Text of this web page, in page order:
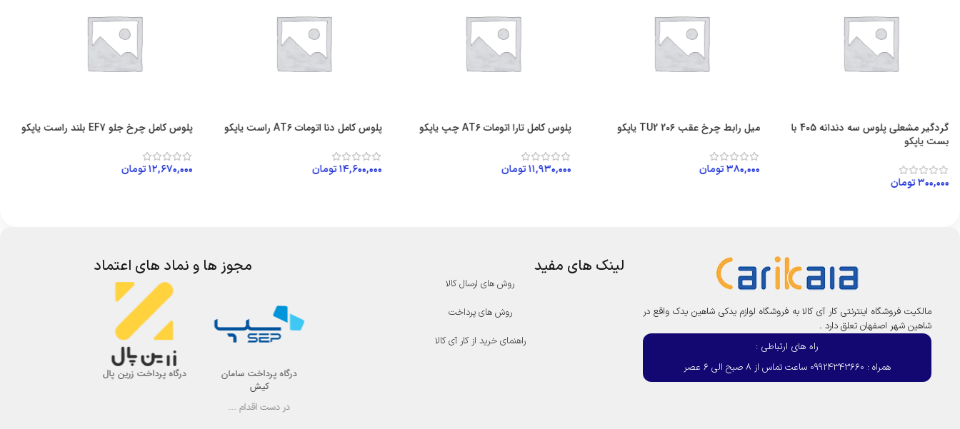
گردگیر مشعلی پلوس سه دندانه 405 با
بست یاپکو
۳۰۰,۰۰۰تومان
میل رابط چرخ عقب 206 TU2 یاپکو
۳۸۰,۰۰۰تومان
پلوس کامل تارا اتومات AT6 چپ یاپکو
۱۱,۹۳۰,۰۰۰تومان
پلوس کامل دنا اتومات AT6 راست یاپکو
۱۴,۶۰۰,۰۰۰تومان
پلوس کامل چرخ جلو EF7 بلند راست یاپکو
۱۲,۶۷۰,۰۰۰تومان
مالکیت فروشگاه اینترنتی کار آی کالا به فروشگاه لوازم یدکی شاهین یدک واقع در
شاهین شهر اصفهان تعلق دارد .
راه های ارتباطی :
همراه : 09924343660 ساعت تماس از 8 صبح الی 6 عصر
لینک های مفید
روش های ارسال کالا
روش های پرداخت
راهنمای خرید از کار آی کالا
مجوز ها و نماد های اعتماد
درگاه پرداخت سامان
کیش
در دست اقدام ...
درگاه پرداخت زرین پال